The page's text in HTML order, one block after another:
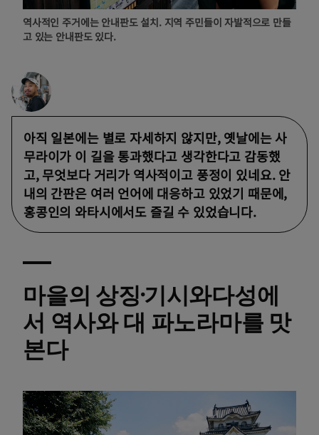
역사적인 주거에는 안내판도 설치. 지역 주민들이 자발적으로 만들
고 있는 안내판도 있다.
아직 일본에는 별로 자세하지 않지만, 옛날에는 사
무라이가 이 길을 통과했다고 생각한다고 감동했
고, 무엇보다 거리가 역사적이고 풍정이 있네요. 안
내의 간판은 여러 언어에 대응하고 있었기 때문에,
홍콩인의 와타시에서도 즐길 수 있었습니다.
마을의 상징·기시와다성에
서 역사와 대 파노라마를 맛
본다